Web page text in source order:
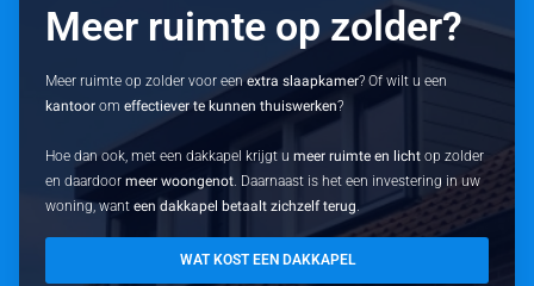
Meer ruimte op zolder?
Meer ruimte op zolder voor eenextra slaapkamer? Of wilt u een
kantoor omeffectiever te kunnen thuiswerken?
Hoe dan ook, met een dakkapel krijgt umeer ruimte en licht op zolder
en daardoormeer woongenot . Daarnaast is het een investering in uw
woning, wanteen dakkapel betaalt zichzelf terug
WAT KOST EEN DAKKAPEL